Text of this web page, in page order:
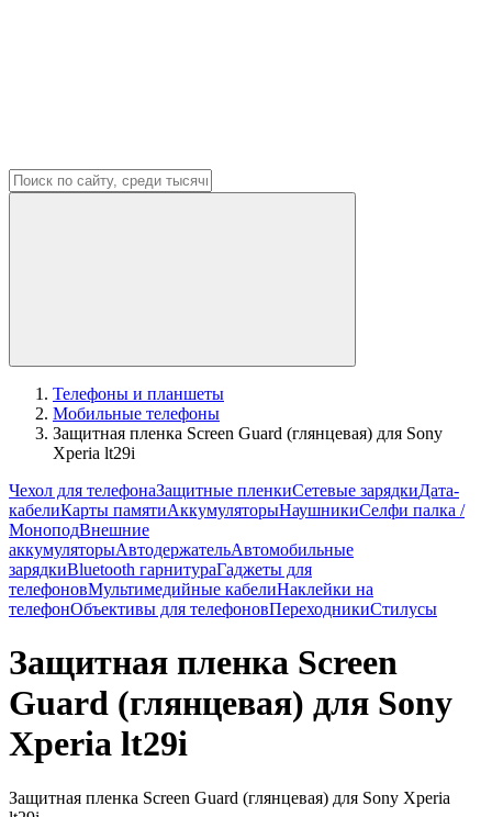
Телефоны и планшеты
Мобильные телефоны
Защитная пленка Screen Guard (глянцевая) для Sony
Xperia lt29i
Чехол для телефонаЗащитные пленкиСетевые зарядкиДата-
кабелиКарты памятиАккумуляторыНаушникиСелфи палка /
МоноподВнешние
аккумуляторыАвтодержательАвтомобильные
зарядкиBluetooth гарнитураГаджеты для
телефоновМультимедийные кабелиНаклейки на
телефонОбъективы для телефоновПереходникиСтилусы
Защитная пленка Screen
Guard (глянцевая) для Sony
Xperia lt29i
Защитная пленка Screen Guard (глянцевая) для Sony Xperia